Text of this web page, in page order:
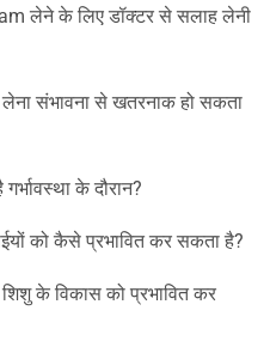
लेने के लिए डॉक्टर से सलाह लेनी
लेना संभावना से खतरनाक हो सकता
के दौरान?
को कैसे प्रभावित कर सकता है?
के विकास को प्रभावित कर